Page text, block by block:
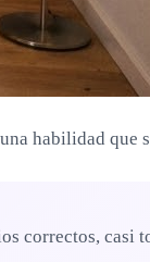
habilidad que
correctos, casi